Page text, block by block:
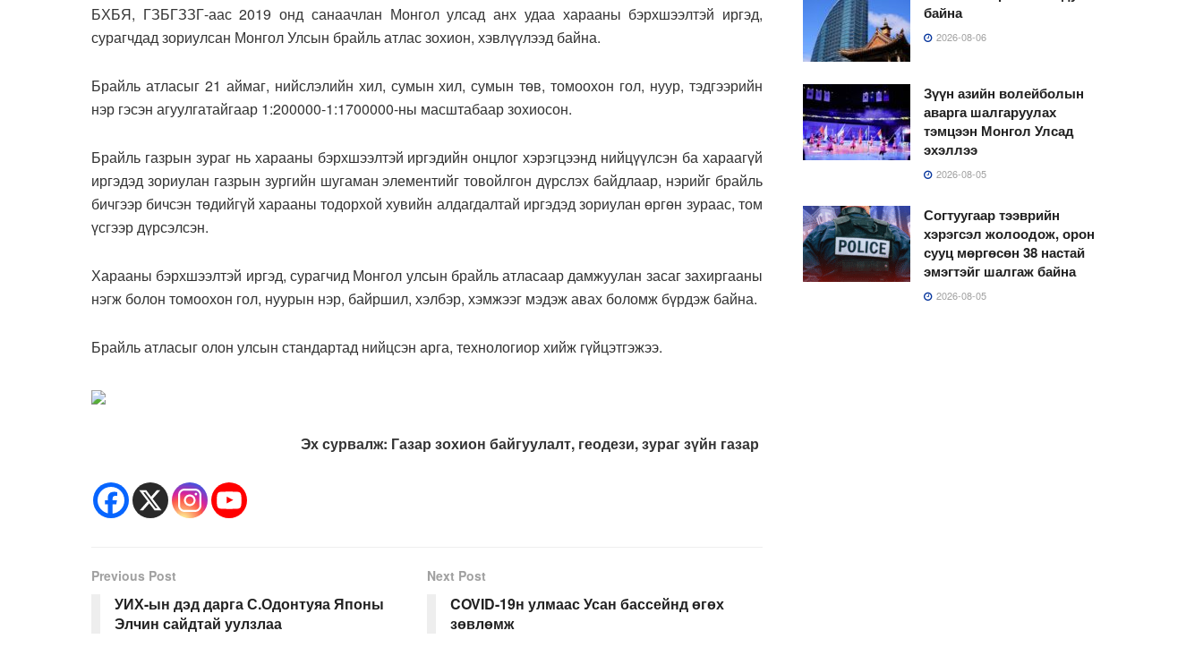
БХБЯ, ГЗБГЗЗГ-аас 2019 онд санаачлан Монгол улсад анх удаа харааны бэрхшээлтэй иргэд,
сурагчдад зориулсан Монгол Улсын брайль атлас зохион, хэвлүүлээд байна.
Брайль атласыг 21 аймаг, нийслэлийн хил, сумын хил, сумын төв, томоохон гол, нуур, тэдгээрийн
нэр гэсэн агуулгатайгаар 1:200000-1:1700000-ны масштабаар зохиосон.
Брайль газрын зураг нь харааны бэрхшээлтэй иргэдийн онцлог хэрэгцээнд нийцүүлсэн ба хараагүй
иргэдэд зориулан газрын зургийн шугаман элементийг товойлгон дүрслэх байдлаар, нэрийг брайль
бичгээр бичсэн төдийгүй харааны тодорхой хувийн алдагдалтай иргэдэд зориулан өргөн зураас, том
үсгээр дүрсэлсэн.
Харааны бэрхшээлтэй иргэд, сурагчид Монгол улсын брайль атласаар дамжуулан засаг захиргааны
нэгж болон томоохон гол, нуурын нэр, байршил, хэлбэр, хэмжээг мэдэж авах боломж бүрдэж байна.
Брайль атласыг олон улсын стандартад нийцсэн арга, технологиор хийж гүйцэтгэжээ.
Эх сурвалж: Газар зохион байгуулалт, геодези, зураг зүйн газар
Previous Post
УИХ-ын дэд дарга С.Одонтуяа Японы
Элчин сайдтай уулзлаа
Next Post
COVID-19н улмаас Усан бассейнд өгөх
зөвлөмж
байна
2026-08-06
Зүүн азийн волейболын
аварга шалгаруулах
тэмцээн Монгол Улсад
эхэллээ
2026-08-05
Согтуугаар тээврийн
хэрэгсэл жолоодож, орон
сууц мөргөсөн 38 настай
эмэгтэйг шалгаж байна
2026-08-05